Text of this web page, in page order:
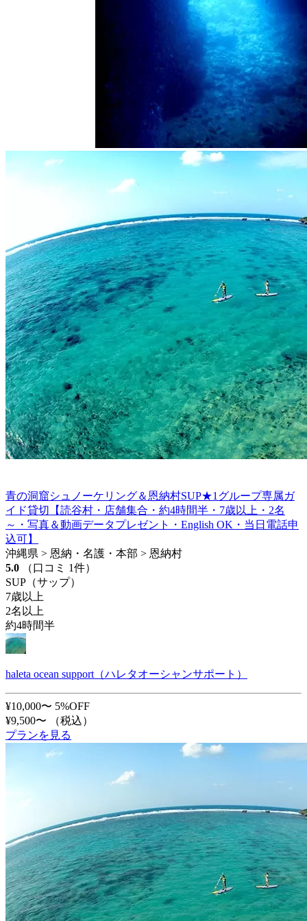
青の洞窟シュノーケリング＆恩納村SUP★1グループ専属ガ
イド貸切【読谷村・店舗集合・約4時間半・7歳以上・2名
～・写真＆動画データプレゼント・English OK・当日電話申
込可】
沖縄県 > 恩納・名護・本部 > 恩納村
5.0
（口コミ 1件）
SUP（サップ）
7歳以上
2名以上
約4時間半
haleta ocean support（ハレタオーシャンサポート）
¥10,000〜 5%OFF
¥9,500〜
（税込）
プランを見る